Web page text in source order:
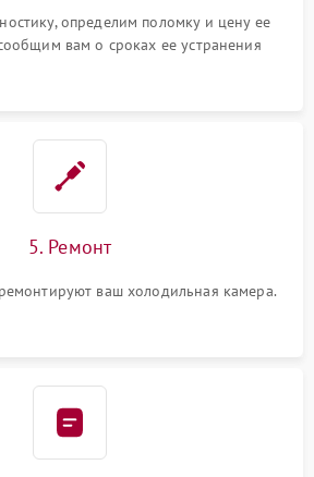
определим поломку и цену ее
вам о сроках ее устранения
5. Ремонт
ваш холодильная камера.